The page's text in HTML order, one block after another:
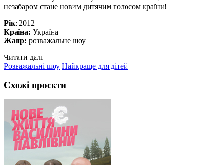
незабаром стане новим дитячим голосом країни!
Рік: 2012
Країна: Україна
Жанр: розважальне шоу
Читати далі
Розважальні шоу Найкраще для дітей
Схожі проєкти